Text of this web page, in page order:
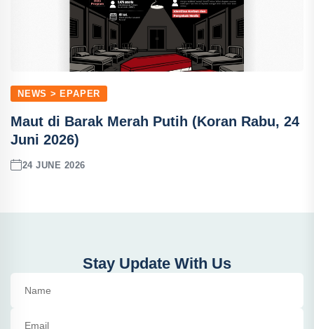
NEWS > EPAPER
Maut di Barak Merah Putih (Koran Rabu, 24
Juni 2026)
24 JUNE 2026
Stay Update With Us